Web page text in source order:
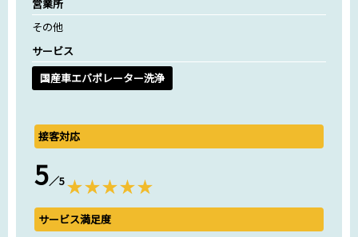
営業所
その他
サービス
国産車エバポレーター洗浄
接客対応
5／5
サービス満足度